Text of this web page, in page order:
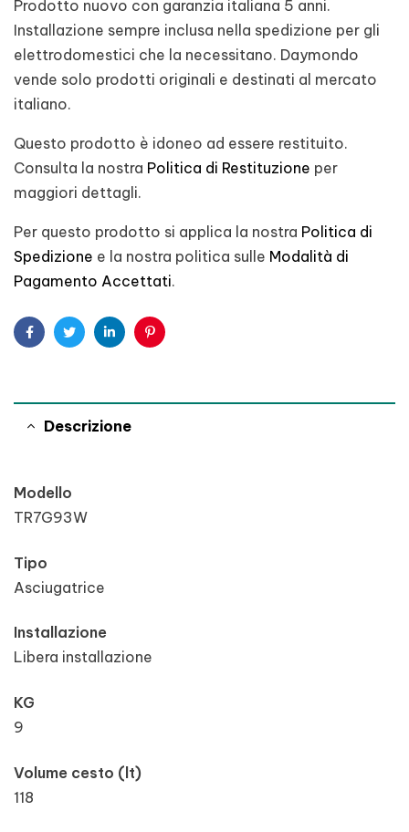
Prodotto nuovo con garanzia italiana 5 anni.
Installazione sempre inclusa nella spedizione per gli
elettrodomestici che la necessitano. Daymondo
vende solo prodotti originali e destinati al mercato
italiano.
Questo prodotto è idoneo ad essere restituito.
Consulta la nostra Politica di Restituzione per
maggiori dettagli.
Per questo prodotto si applica la nostra Politica di
Spedizione e la nostra politica sulle Modalità di
Pagamento Accettati.
FacebookTwitterLinkedinPinterest
Descrizione
Modello
TR7G93W
Tipo
Asciugatrice
Installazione
Libera installazione
KG
9
Volume cesto (lt)
118